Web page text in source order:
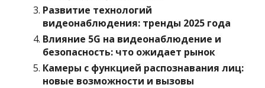
Развитие технологий
видеонаблюдения: тренды 2025 года
Влияние 5G на видеонаблюдение и
безопасность: что ожидает рынок
Камеры с функцией распознавания лиц:
новые возможности и вызовы